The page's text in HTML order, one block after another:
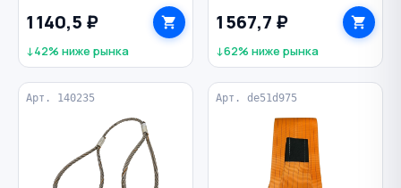
1 140,5 ₽
↓42% ниже рынка
1 567,7 ₽
↓62% ниже рынка
Арт. 140235 Арт. de51d975